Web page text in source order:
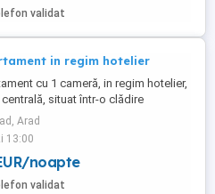
apartament nou si mai spatios
validat
in regim hotelier
cu 1 cameră, in regim hotelier,
situat într-o clădire
ideal pentru sejururi scurte sau
în interes de serviciu. Locație
aproape de principalele puncte
ale orașului Supermarket în
Restaurante și cafenele la câțiva
Arad
13:00
noapte
validat